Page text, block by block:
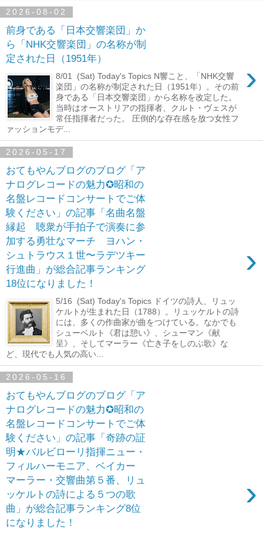
2026-08-02
前身である「日本交響楽団」か
ら「NHK交響楽団」の名称が制
定された日（1951年）
›
8/01 (Sat) Today's Topics N響こと、「NHK交響
楽団」の名称が制定された日（1951年）。その前
身である「日本交響楽団」から名称を改定した。
当時はオーストリアの指揮者、クルト・ヴェスが
常任指揮者だった。 圧倒的な存在感を放つ女性フ
ァッションモデ...
2026-05-17
おてもやんブログのブログ「ア
ナログレコードの魅力✪昭和の
名盤レコードコンサートでご体
験ください」の記事「名曲名盤
縁起 聴衆が手拍子で演奏に参
加する勇壮なマーチ ヨハン・
シュトラウス１世〜ラデツキー
行進曲」が総合記事ランキング
18位になりました！
›
5/16 (Sat) Today's Topics ドイツの詩人、リュッ
ケルトが生まれた日（1788）。リュッケルトの詩
には、多くの作曲家が曲をつけている。なかでも
シューベルト《君は憩い》、シューマン《献
呈》、そしてマーラー《亡き子をしのぶ歌》な
ど、現代でも人気の高い...
2026-05-16
おてもやんブログのブログ「ア
ナログレコードの魅力✪昭和の
名盤レコードコンサートでご体
験ください」の記事「奇跡の証
明★バルビローリ指揮ニュー・
フィルハーモニア、ベイカー
マーラー・交響曲第５番、リュ
ッケルトの詩による５つの歌
曲」が総合記事ランキング8位
になりました！
›